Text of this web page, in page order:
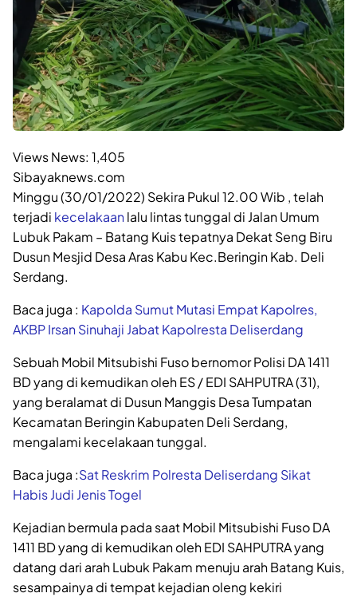
Views News: 1,405
Sibayaknews.com
Minggu (30/01/2022) Sekira Pukul 12.00 Wib , telah
terjadi kecelakaanlalu lintas tunggal di Jalan Umum
Lubuk Pakam – Batang Kuis tepatnya Dekat Seng Biru
Dusun Mesjid Desa Aras Kabu Kec.Beringin Kab. Deli
Serdang.
Baca juga : Kapolda Sumut Mutasi Empat Kapolres,
AKBP Irsan Sinuhaji Jabat Kapolresta Deliserdang
Sebuah Mobil Mitsubishi Fuso bernomor Polisi DA 1411
BD yang di kemudikan oleh ES / EDI SAHPUTRA (31),
yang beralamat di Dusun Manggis Desa Tumpatan
Kecamatan Beringin Kabupaten Deli Serdang,
mengalami kecelakaan tunggal.
Baca juga :Sat Reskrim Polresta Deliserdang Sikat
Habis Judi Jenis Togel
Kejadian bermula pada saat Mobil Mitsubishi Fuso DA
1411 BD yang di kemudikan oleh EDI SAHPUTRA yang
datang dari arah Lubuk Pakam menuju arah Batang Kuis,
sesampainya di tempat kejadian oleng kekiri